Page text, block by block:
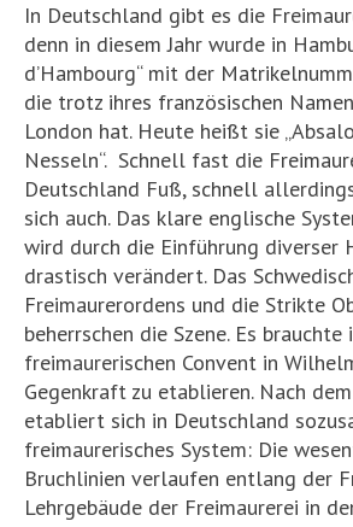
In Deutschland gibt es die
denn in diesem Jahr wurde in
d’Hambourg“ mit der
die trotz ihres französischen
London hat. Heute heißt sie
Nesseln“. Schnell fast die
Deutschland Fuß, schnell
sich auch. Das klare englische
wird durch die Einführung diverser
drastisch verändert. Das
Freimaurerordens und die Strikte
beherrschen die Szene. Es
freimaurerischen Convent in
Gegenkraft zu etablieren. Nach
etabliert sich in Deutschland
freimaurerisches System: Die
Bruchlinien verlaufen entlang der
Lehrgebäude der Freimaurerei in